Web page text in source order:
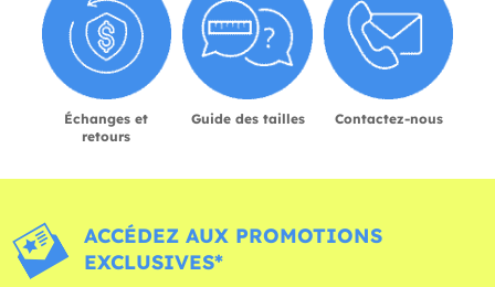
Échanges et
retours
Guide des tailles Contactez-nous
ACCÉDEZ AUX PROMOTIONS
EXCLUSIVES*